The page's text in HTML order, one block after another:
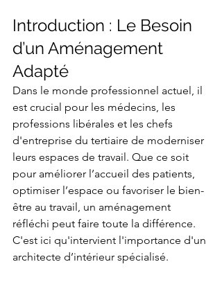
Introduction : Le Besoin
d’un Aménagement
Adapté
Dans le monde professionnel actuel, il
est crucial pour les médecins, les
professions libérales et les chefs
d'entreprise du tertiaire de moderniser
leurs espaces de travail. Que ce soit
pour améliorer l’accueil des patients,
optimiser l’espace ou favoriser le bien-
être au travail, un aménagement
réfléchi peut faire toute la différence.
C'est ici qu'intervient l'importance d'un
architecte d’intérieur spécialisé.